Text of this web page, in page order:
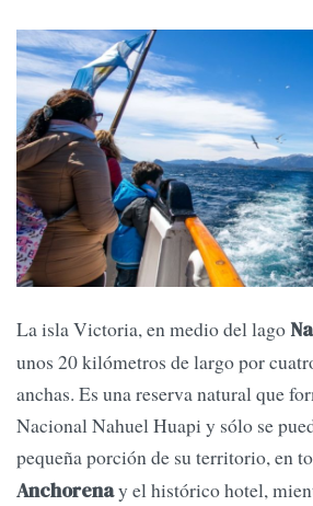
La isla Victoria, en medio del lago
unos 20 kilómetros de largo por
anchas. Es una reserva natural que
Nacional Nahuel Huapi y sólo se
pequeña porción de su territorio, en
Anchorenay el histórico hotel,